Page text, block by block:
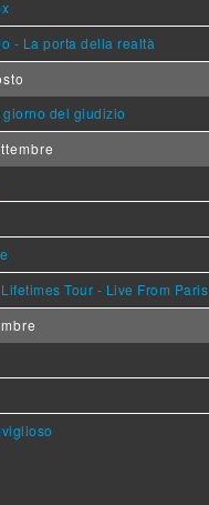
- La porta della realtà
giorno del giudizio
Tour - Live From Paris